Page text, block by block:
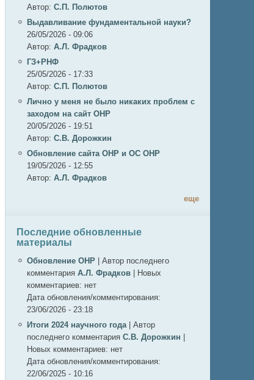
Автор: C.П. Полютов
Выдавливание фундаментальной науки?
26/05/2026 - 09:06
Автор: А.Л. Фрадков
ГЗ+РНФ
25/05/2026 - 17:33
Автор: C.П. Полютов
Лично у меня не было никаких проблем с
заходом на сайт ОНР
20/05/2026 - 19:51
Автор: С.В. Дорожкин
Обновление сайта ОНР и ОС ОНР
19/05/2026 - 12:55
Автор: А.Л. Фрадков
еще
Последние обновленные
материалы
Обновление ОНР
Автор последнего
комментария А.Л. Фрадков
Новых
комментариев: нет
Дата обновления/комментирования:
23/06/2026 - 23:18
Итоги 2024 научного года
Автор
последнего комментария С.В. Дорожкин
Новых комментариев: нет
Дата обновления/комментирования:
22/06/2025 - 10:16